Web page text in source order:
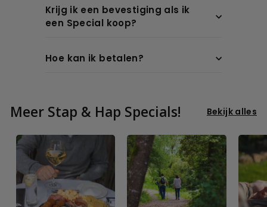
Krijg ik een bevestiging als ik
een Special koop?
Hoe kan ik betalen?
Meer Stap & Hap Specials! Bekijk alles